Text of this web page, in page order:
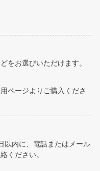
をお選びいただけます。
ページよりご購入くださ
以内に、電話またはメール
ください。